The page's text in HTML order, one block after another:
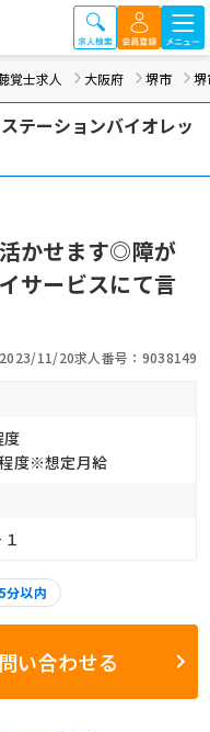
覚士求人 大阪府 堺市 堺
テーションバイオレッ
活かせます◎障が
サービスにて言
11/20求人番号：9038149
度
度※想定月給
分以内
い合わせる